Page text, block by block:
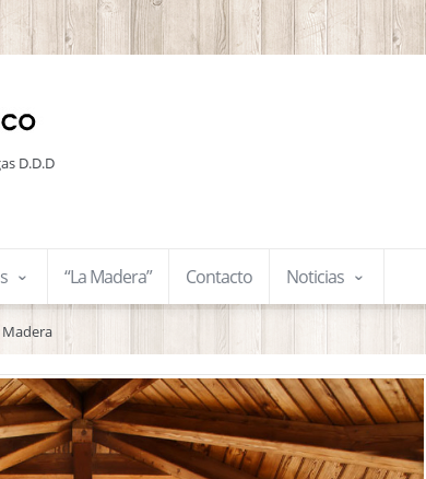
D.D.D
“La Madera” Contacto Noticias